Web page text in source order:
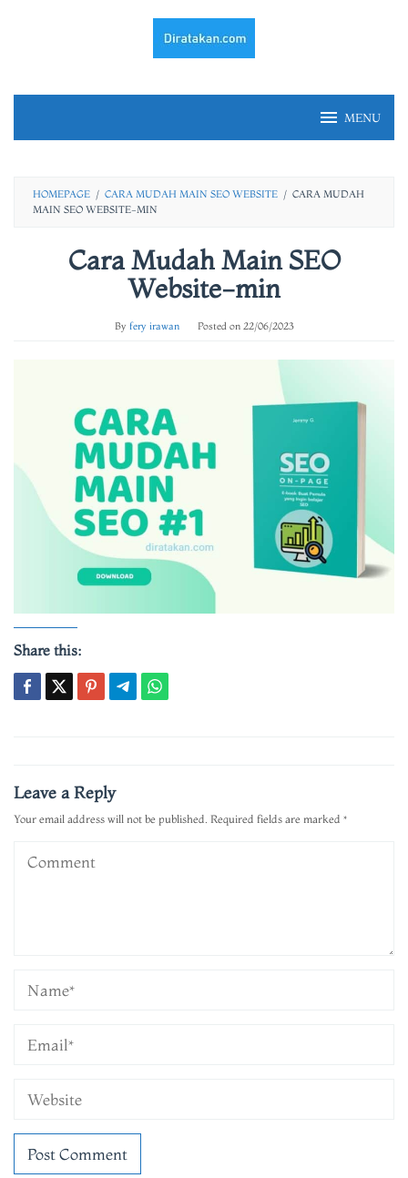
MENU
HOMEPAGE / CARA MUDAH MAIN SEO WEBSITE / CARA MUDAH
MAIN SEO WEBSITE-MIN
Cara Mudah Main SEO
Website-min
By fery irawan Posted on 22/06/2023
Share this:
navigation
Leave a Reply
Your email address will not be published. Required fields are marked *